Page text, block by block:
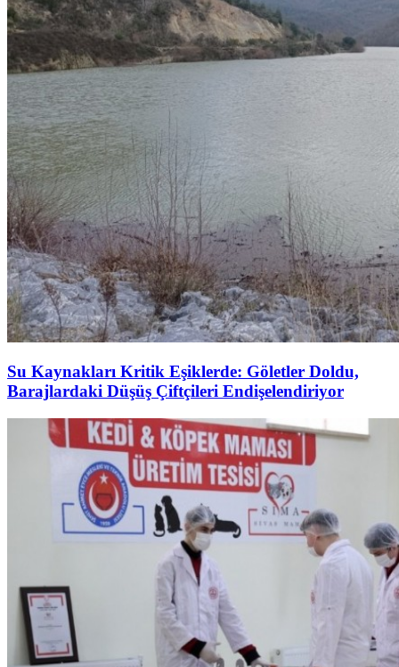
Su Kaynakları Kritik Eşiklerde: Göletler Doldu,
Barajlardaki Düşüş Çiftçileri Endişelendiriyor